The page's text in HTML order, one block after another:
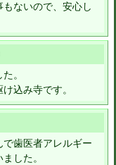
ないので、安心し
。
込み寺です。
歯医者アレルギー
した。